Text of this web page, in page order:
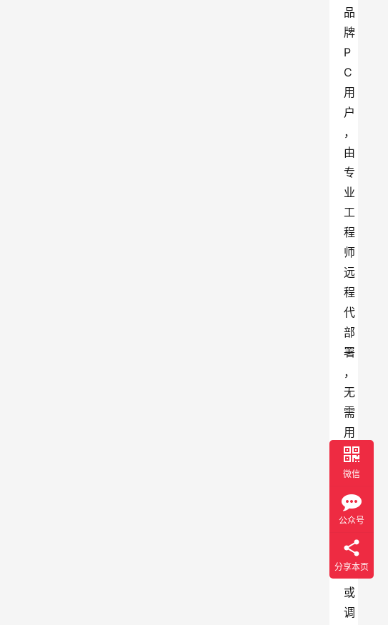
品
牌
P
C
用
户
，
由
专
业
工
程
师
远
程
代
部
署
，
无
需
用
户
自
行
搭
环
境
或
调
微信
公众号
分享本页